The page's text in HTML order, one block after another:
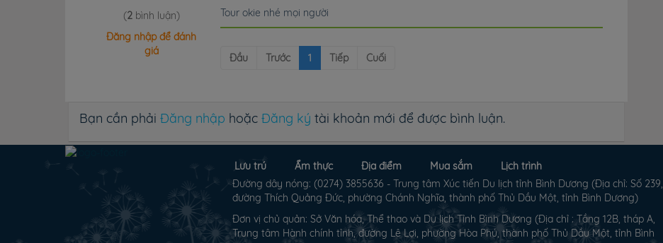
(2bình luận)
Đăng nhập để đánh
giá
Tour okie nhé mọi người
Đầu Trước 1 Tiếp Cuối
Bạn cần phải Đăng nhập hoặc Đăng ký tài khoản mới để được bình luận.
Lưu trú Ẩm thực Địa điểm Mua sắm
Lịch trình
Đường dây nóng: (0274) 3855636 - Trung tâm Xúc tiến Du lịch tỉnh Bình Dương (Địa chỉ: Số 239,
đường Thích Quảng Đức, phường Chánh Nghĩa, thành phố Thủ Dầu Một, tỉnh Bình Dương)
Đơn vị chủ quản: Sở Văn hóa, Thể thao và Du lịch Tỉnh Bình Dương (Địa chỉ : Tầng 12B, tháp A,
Trung tâm Hành chính tỉnh, đường Lê Lợi, phường Hòa Phú, thành phố Thủ Dầu Một, tỉnh Bình